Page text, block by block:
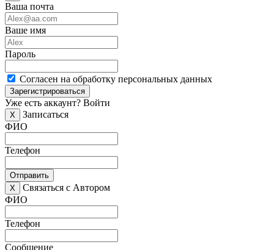
Ваша почта
Ваше имя
Пароль
Согласен на обработку персональных данных
Зарегистрироваться
Уже есть аккаунт? Войти
X
Записаться
ФИО
Телефон
Отправить
X
Связаться с Автором
ФИО
Телефон
Сообщение